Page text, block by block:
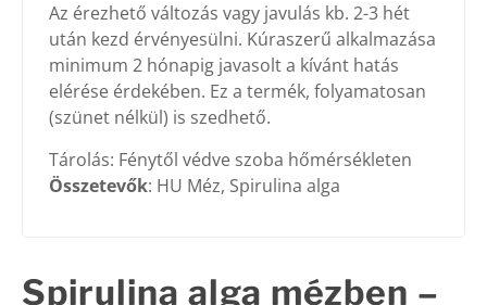
Az érezhető változás vagy javulás kb. 2-3 hét
után kezd érvényesülni. Kúraszerű alkalmazása
minimum 2 hónapig javasolt a kívánt hatás
elérése érdekében. Ez a termék, folyamatosan
(szünet nélkül) is szedhető.
Tárolás: Fénytől védve szoba hőmérsékleten
Összetevők: HU Méz, Spirulina alga
Spirulina alga mézben –